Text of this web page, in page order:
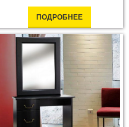
ПОДРОБНЕЕ